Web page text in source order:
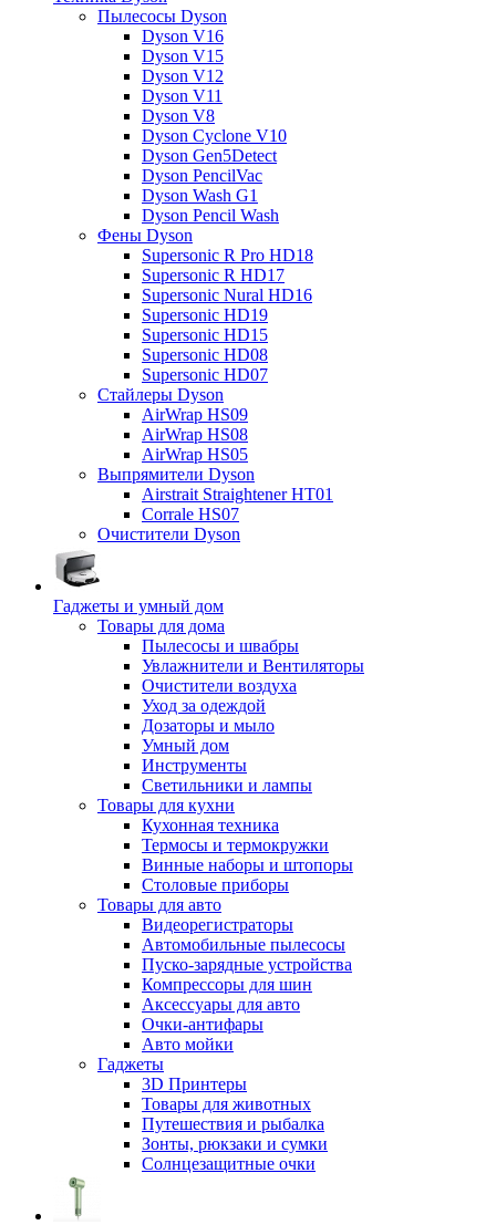
Пылесосы Dyson
Dyson V16
Dyson V15
Dyson V12
Dyson V11
Dyson V8
Dyson Cyclone V10
Dyson Gen5Detect
Dyson PencilVac
Dyson Wash G1
Dyson Pencil Wash
Фены Dyson
Supersonic R Pro HD18
Supersonic R HD17
Supersonic Nural HD16
Supersonic HD19
Supersonic HD15
Supersonic HD08
Supersonic HD07
Стайлеры Dyson
AirWrap HS09
AirWrap HS08
AirWrap HS05
Выпрямители Dyson
Airstrait Straightener HT01
Corrale HS07
Очистители Dyson
Гаджеты и умный дом
Товары для дома
Пылесосы и швабры
Увлажнители и Вентиляторы
Очистители воздуха
Уход за одеждой
Дозаторы и мыло
Умный дом
Инструменты
Светильники и лампы
Товары для кухни
Кухонная техника
Термосы и термокружки
Винные наборы и штопоры
Столовые приборы
Товары для авто
Видеорегистраторы
Автомобильные пылесосы
Пуско-зарядные устройства
Компрессоры для шин
Аксессуары для авто
Очки-антифары
Авто мойки
Гаджеты
3D Принтеры
Товары для животных
Путешествия и рыбалка
Зонты, рюкзаки и сумки
Солнцезащитные очки